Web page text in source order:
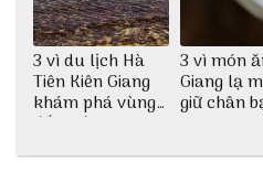
3 vì du lịch Hà
Tiên Kiên Giang
khám phá vùng
đất mới lạ
3 vì món
Giang lạ
giữ chân